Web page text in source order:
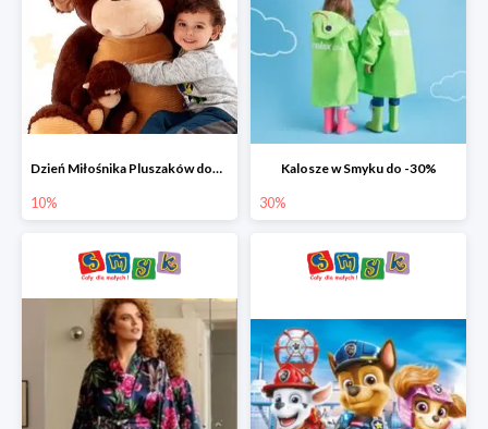
Dzień Miłośnika Pluszaków dodatkowy rabat -10%
10%
Kalosze w Smyku do -30%
30%